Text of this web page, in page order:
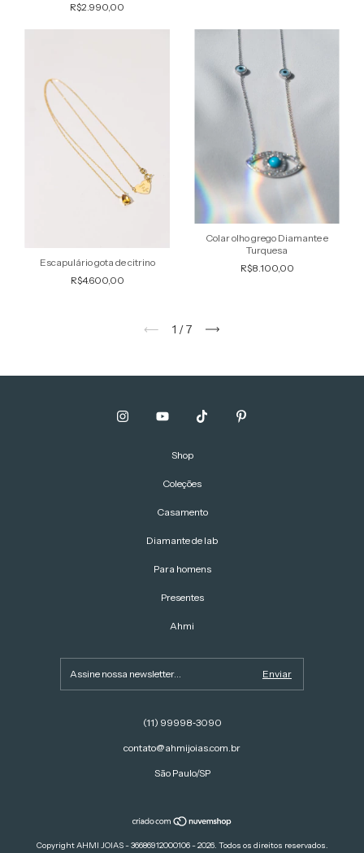
R$2.990,00
Escapulário gota de citrino
R$4.600,00
Colar olho grego Diamante e
Turquesa
R$8.100,00
1 /7
Shop
Coleções
Casamento
Diamante de lab
Para homens
Presentes
Ahmi
(11) 99998‑3090‬
contato@ahmijoias.com.br
São Paulo/SP
Copyright AHMI JOIAS - 36686912000106 - 2026. Todos os direitos reservados.